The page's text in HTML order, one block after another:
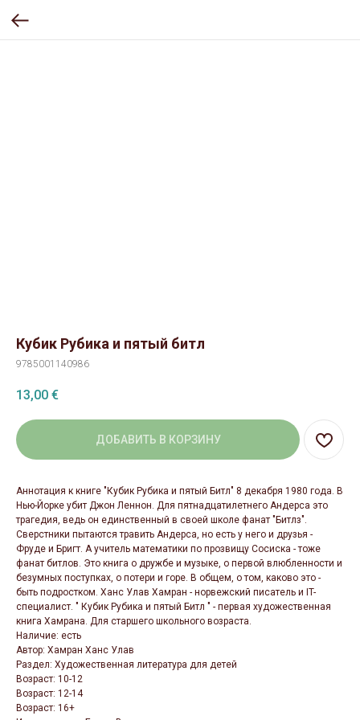
Кубик Рубика и пятый битл
9785001140986
13,00 €
ДОБАВИТЬ В КОРЗИНУ
Аннотация к книге "Кубик Рубика и пятый Битл" 8 декабря 1980 года. В
Нью-Йорке убит Джон Леннон. Для пятнадцатилетнего Андерса это
трагедия, ведь он единственный в своей школе фанат "Битлз".
Сверстники пытаются травить Андерса, но есть у него и друзья -
Фруде и Бригт. А учитель математики по прозвищу Сосиска - тоже
фанат битлов. Это книга о дружбе и музыке, о первой влюбленности и
безумных поступках, о потери и горе. В общем, о том, каково это -
быть подростком. Ханс Улав Хамран - норвежский писатель и IT-
специалист. " Кубик Рубика и пятый Битл " - первая художественная
книга Хамрана. Для старшего школьного возраста.
Наличие: есть
Автор: Хамран Ханс Улав
Раздел: Художественная литература для детей
Возраст: 10-12
Возраст: 12-14
Возраст: 16+